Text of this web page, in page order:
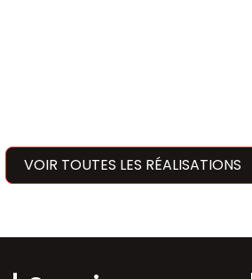
VOIR TOUTES LES RÉALISATIONS